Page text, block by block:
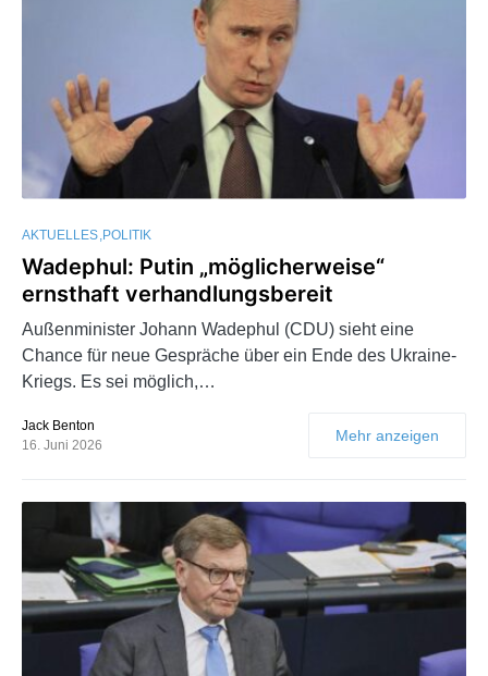
AKTUELLES POLITIK
Wadephul: Putin „möglicherweise“
ernsthaft verhandlungsbereit
Außenminister Johann Wadephul (CDU) sieht eine
Chance für neue Gespräche über ein Ende des Ukraine-
Kriegs. Es sei möglich,…
Jack Benton
16. Juni 2026
Mehr anzeigen